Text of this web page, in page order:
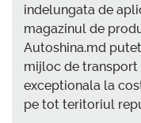
indelungata de
magazinul de
Autoshina.md
mijloc de transport
exceptionala la
pe tot teritoriul